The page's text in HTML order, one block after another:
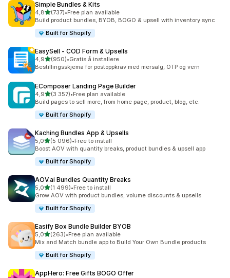
Simple Bundles & Kits
4,8av 5 stjerner
(737)
Totalt 737 omtaler
•Free plan available
Build product bundles, BYOB, BOGO & upsell with inventory sync
Built for Shopify
EasySell ‑ COD Form & Upsells
4,9av 5 stjerner
(950)
Totalt 950 omtaler
•Gratis å installere
Bestillingsskjema for postoppkrav med mersalg, OTP og vern
EComposer Landing Page Builder
4,9av 5 stjerner
(3 357)
Totalt 3357 omtaler
•Free plan available
Build pages to sell more, from home page, product, blog, etc.
Built for Shopify
Kaching Bundles App & Upsells
5,0av 5 stjerner
(5 096)
Totalt 5096 omtaler
•Free to install
Boost AOV with quantity breaks, product bundles & upsell app
Built for Shopify
AOV.ai Bundles Quantity Breaks
5,0av 5 stjerner
(1 499)
Totalt 1499 omtaler
•Free to install
Grow AOV with product bundles, volume discounts & upsells
Built for Shopify
Easify Box Bundle Builder BYOB
5,0av 5 stjerner
(263)
Totalt 263 omtaler
•Free plan available
Mix and Match bundle app to Build Your Own Bundle products
Built for Shopify
AppHero: Free Gifts BOGO Offer